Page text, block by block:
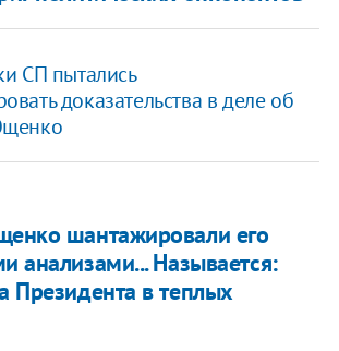
СП пытались
доказательства в деле об
шантажировали его
анализами... Называется:
Президента в теплых